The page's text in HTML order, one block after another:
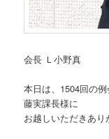
会長 Ｌ小野真
本日は、1504回の
藤実課長様に
お越しいただきあり